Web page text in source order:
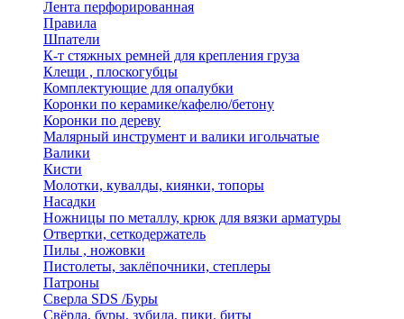
Лента перфорированная
Правила
Шпатели
К-т стяжных ремней для крепления груза
Клещи , плоскогубцы
Комплектующие для опалубки
Коронки по керамике/кафелю/бетону
Коронки по дереву
Малярный инструмент и валики игольчатые
Валики
Кисти
Молотки, кувалды, киянки, топоры
Насадки
Ножницы по металлу, крюк для вязки арматуры
Отвертки, сеткодержатель
Пилы , ножовки
Пистолеты, заклёпочники, степлеры
Патроны
Сверла SDS /Буры
Свёрла, буры, зубила, пики, биты